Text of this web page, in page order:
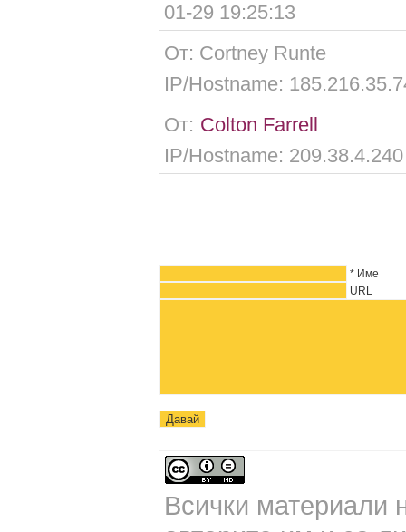
01-29 19:25:13
От: Cortney Runte
IP/Hostname:
От: Colton Farrell
IP/Hostname:
* Име
URL
Всички материали